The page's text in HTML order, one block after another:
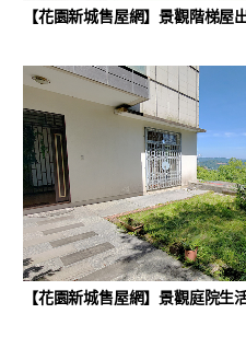
【花園新城售屋網】景觀階梯屋
【花園新城售屋網】景觀庭院生